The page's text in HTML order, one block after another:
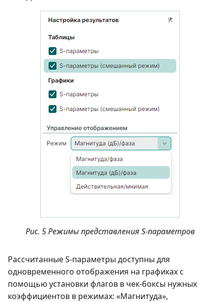
Рис. 5 Режимы представления S-параметров
Рассчитанные S-параметры доступны для
одновременного отображения на графиках с
помощью установки флагов в чек-боксы нужных
коэффициентов в режимах: «Магнитуда»,